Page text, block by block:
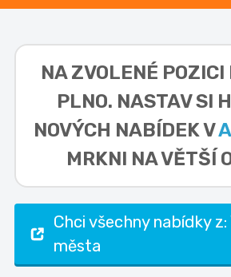
NA ZVOLENÉ
PLNO. NASTAV SI
NOVÝCH NABÍDEK V
MRKNI NA VĚTŠÍ
Chci všechny nabídky z:
města